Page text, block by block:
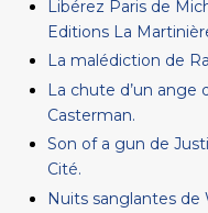
Libérez Paris de
Editions La
La malédiction de
La chute d’un ange
Casterman.
Son of a gun de
Cité.
Nuits sanglantes de